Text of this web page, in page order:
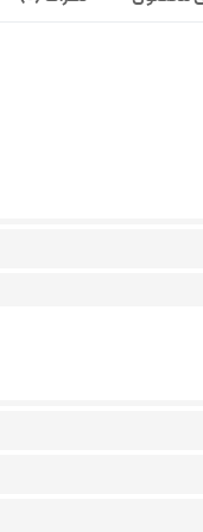
خونه هر کسی واجبه!
کن شارژی
به شما تو
هست که به باشگاه